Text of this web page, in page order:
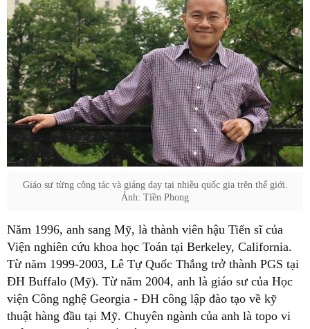
Giáo sư từng công tác và giảng dạy tại nhiều quốc gia trên thế giới.
Ảnh: Tiền Phong
Năm 1996, anh sang Mỹ, là thành viên hậu Tiến sĩ của
Viện nghiên cứu khoa học Toán tại Berkeley, California.
Từ năm 1999-2003, Lê Tự Quốc Thắng trở thành PGS tại
ĐH Buffalo (Mỹ). Từ năm 2004, anh là giáo sư của Học
viện Công nghệ Georgia - ĐH công lập đào tạo về kỹ
thuật hàng đầu tại Mỹ. Chuyên ngành của anh là topo vi